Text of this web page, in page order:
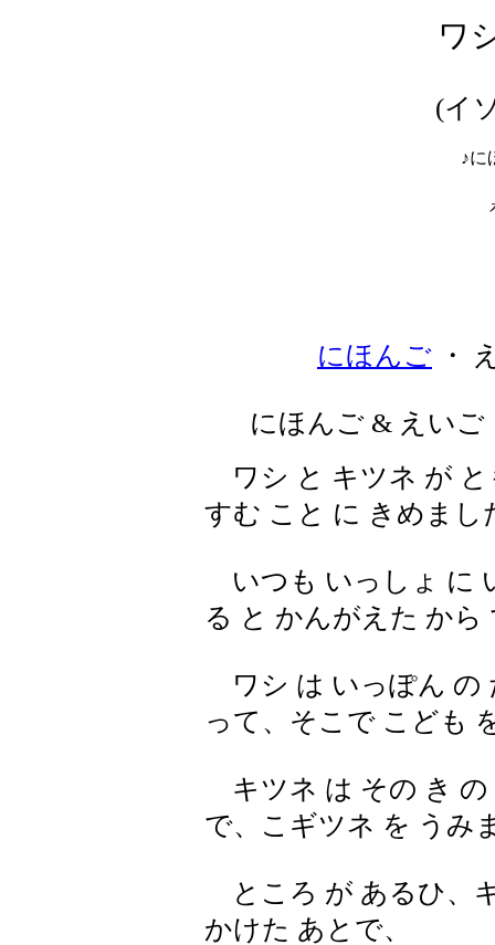
ワ
(イ
♪に
にほんご ・
にほんご & えいご
ワシ と キツネ が と
すむ こと に きめまし
いつも いっしょ に
る と かんがえた から
ワシ は いっぽん の
って、そこで こども
キツネ は その き の
で、こギツネ を うみ
ところ が あるひ、
かけた あとで、